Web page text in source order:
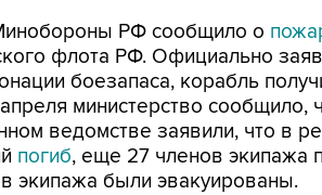
РФ сообщило о
флота РФ. Официально
боезапаса, корабль
министерство сообщило,
ведомстве заявили, что в
погиб, еще 27 членов экипажа
экипажа были эвакуированы.